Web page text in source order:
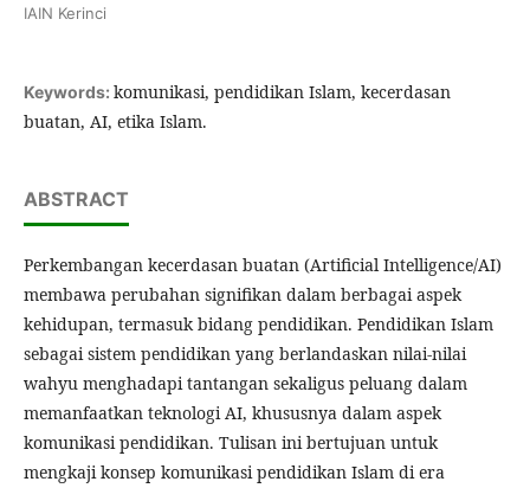
IAIN Kerinci
Keywords: komunikasi, pendidikan Islam, kecerdasan
buatan, AI, etika Islam.
ABSTRACT
Perkembangan kecerdasan buatan (Artificial Intelligence/AI)
membawa perubahan signifikan dalam berbagai aspek
kehidupan, termasuk bidang pendidikan. Pendidikan Islam
sebagai sistem pendidikan yang berlandaskan nilai-nilai
wahyu menghadapi tantangan sekaligus peluang dalam
memanfaatkan teknologi AI, khususnya dalam aspek
komunikasi pendidikan. Tulisan ini bertujuan untuk
mengkaji konsep komunikasi pendidikan Islam di era